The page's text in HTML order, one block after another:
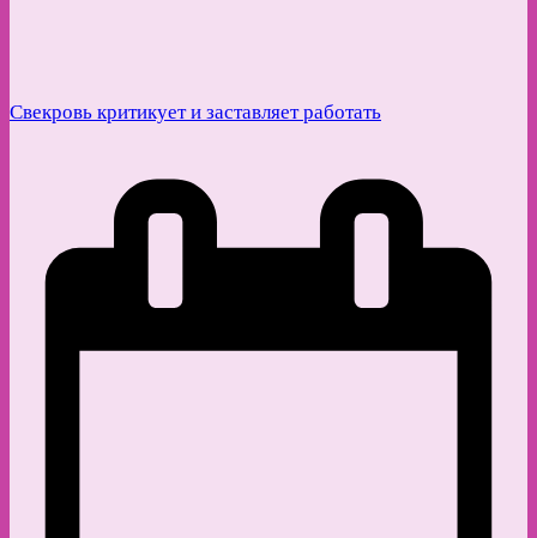
Свекровь критикует и заставляет работать